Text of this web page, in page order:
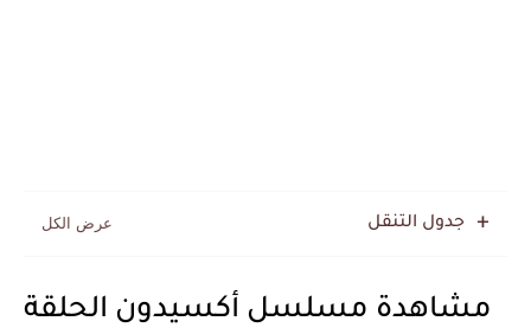
جدول التنقل
مشاهدة مسلسل أكسيدون الحلقة